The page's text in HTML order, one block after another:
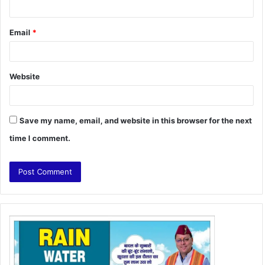
Email *
Website
Save my name, email, and website in this browser for the next
time I comment.